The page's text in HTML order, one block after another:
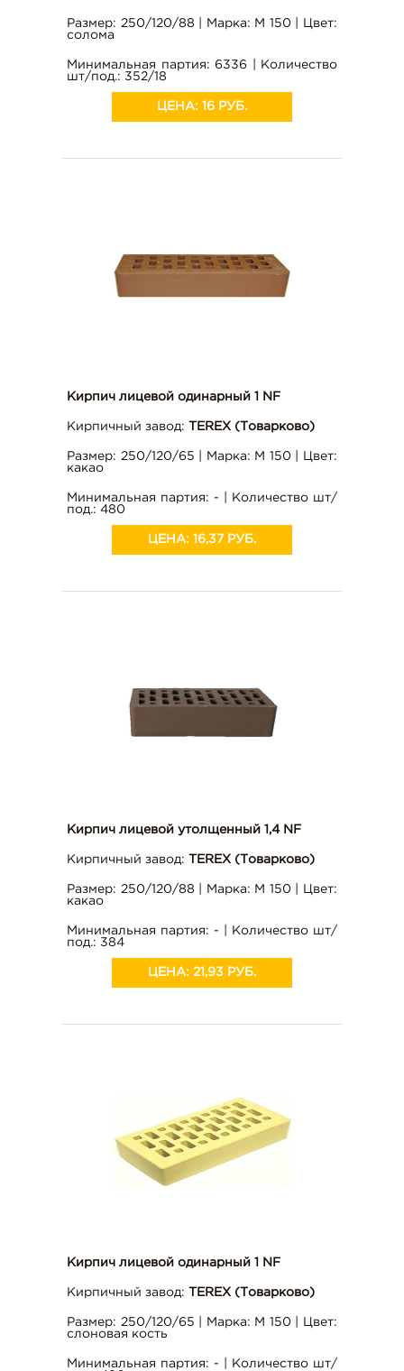
Размер: 250/120/88 | Марка: М 150 | Цвет:
солома
Минимальная партия: 6336 | Количество
шт/под.: 352/18
ЦЕНА: 16 РУБ.
Кирпич лицевой одинарный 1 NF
Кирпичный завод: TEREX (Товарково)
Размер: 250/120/65 | Марка: М 150 | Цвет:
какао
Минимальная партия: - | Количество шт/
под.: 480
ЦЕНА: 16,37 РУБ.
Кирпич лицевой утолщенный 1,4 NF
Кирпичный завод: TEREX (Товарково)
Размер: 250/120/88 | Марка: М 150 | Цвет:
какао
Минимальная партия: - | Количество шт/
под.: 384
ЦЕНА: 21,93 РУБ.
Кирпич лицевой одинарный 1 NF
Кирпичный завод: TEREX (Товарково)
Размер: 250/120/65 | Марка: М 150 | Цвет:
слоновая кость
Минимальная партия: - | Количество шт/